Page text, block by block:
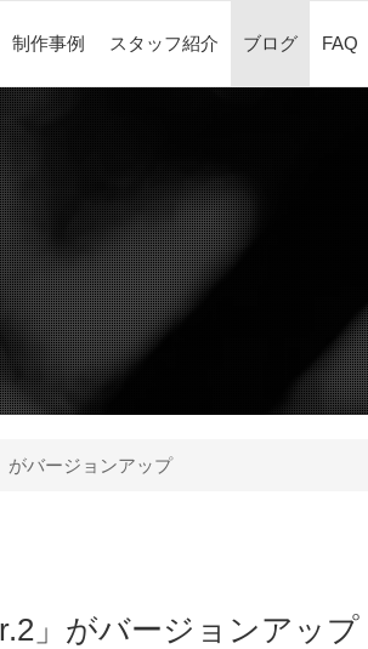
制作事例 スタッフ紹介 ブログ FAQ
がバージョンアップ
」がバージョンアップ